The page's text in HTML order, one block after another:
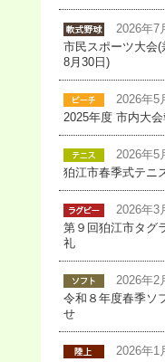
2026年7
市民スポーツ大会(
8月30日)
2026年5
2025年度 市内大
2026年5
狛江市春季式テニ
2026年3
第９回狛江市タ
礼
2026年2
令和８年度春季ソ
せ
2026年1